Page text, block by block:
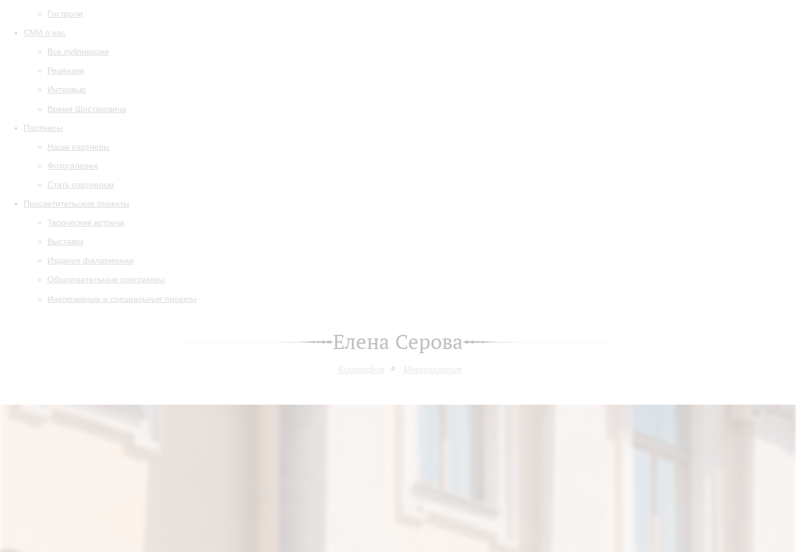
Гастроли
СМИ о нас
Все публикации
Рецензии
Интервью
Время Шостаковича
Партнеры
Наши партнеры
Фотогалерея
Стать партнером
Просветительские проекты
Творческие встречи
Выставки
Издания филармонии
Образовательные программы
Инклюзивные и специальные проекты
Елена Серова
Биография Мероприятия